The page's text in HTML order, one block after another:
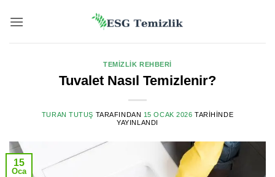
atla
TEMIZLIK REHBERI
Tuvalet Nasıl Temizlenir?
TURAN TUTUŞ TARAFINDAN 15 OCAK 2026 TARIHINDE
YAYINLANDI
15
Oca